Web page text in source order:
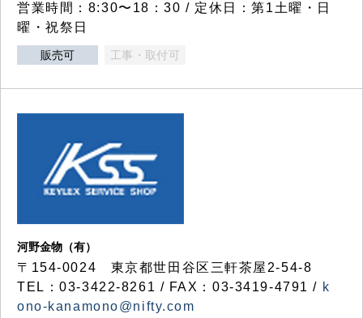
営業時間：8:30〜18：30 / 定休日：第1土曜・日
曜・祝祭日
販売可 工事・取付可
河野金物（有）
〒154-0024 東京都世田谷区三軒茶屋2-54-8
TEL：03-3422-8261 / FAX：03-3419-4791 / k
ono-kanamono@nifty.com